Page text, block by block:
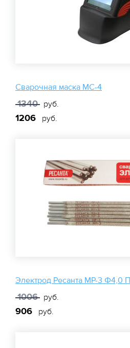
Сварочная маска МС-4
1340 руб.
1206 руб.
Электрод Ресанта МР-3 Ф4,0
1006 руб.
906 руб.